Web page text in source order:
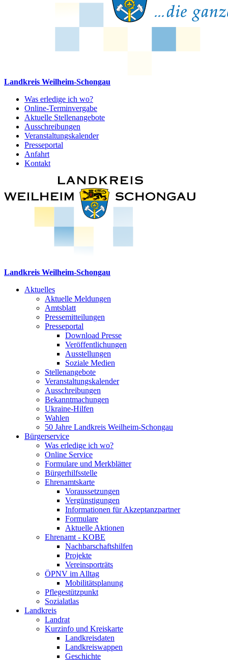
Landkreis Weilheim-Schongau
Was erledige ich wo?
Online-Terminvergabe
Aktuelle Stellenangebote
Ausschreibungen
Veranstaltungskalender
Presseportal
Anfahrt
Kontakt
Landkreis Weilheim-Schongau
Aktuelles
Aktuelle Meldungen
Amtsblatt
Pressemitteilungen
Presseportal
Download Presse
Veröffentlichungen
Ausstellungen
Soziale Medien
Stellenangebote
Veranstaltungskalender
Ausschreibungen
Bekanntmachungen
Ukraine-Hilfen
Wahlen
50 Jahre Landkreis Weilheim-Schongau
Bürgerservice
Was erledige ich wo?
Online Service
Formulare und Merkblätter
Bürgerhilfsstelle
Ehrenamtskarte
Voraussetzungen
Vergünstigungen
Informationen für Akzeptanzpartner
Formulare
Aktuelle Aktionen
Ehrenamt - KOBE
Nachbarschaftshilfen
Projekte
Vereinsporträts
ÖPNV im Alltag
Mobilitätsplanung
Pflegestützpunkt
Sozialatlas
Landkreis
Landrat
Kurzinfo und Kreiskarte
Landkreisdaten
Landkreiswappen
Geschichte